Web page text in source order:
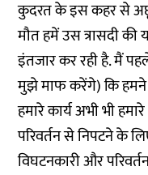
कुदरत के इस कहर से
मौत हमें उस त्रासदी की
इंतजार कर रही है. मैं
मुझे माफ करेंगे) कि हमने
हमारे कार्य अभी भी
परिवर्तन से निपटने के
विघटनकारी और